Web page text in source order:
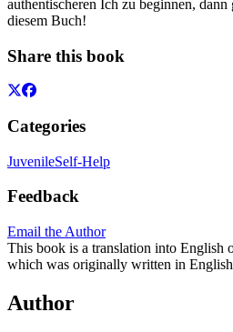
authentischeren Ich zu beginnen,
diesem Buch!
Share this book
Categories
JuvenileSelf-Help
Feedback
Email the Author
This book is a translation into English
which was originally written in English
Author